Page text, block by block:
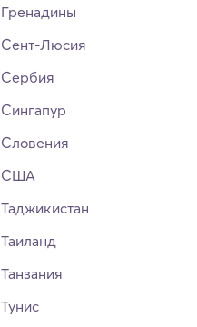
Гренадины
Сент-Люсия
Сербия
Сингапур
Словения
США
Таджикистан
Таиланд
Танзания
Тунис